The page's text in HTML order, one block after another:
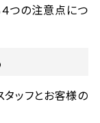
つの注意点につ
ッフとお客様の